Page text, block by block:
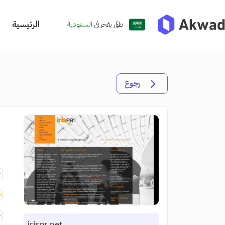
طوِّر بفخر فيالسعودية الرئيسية
رجوع